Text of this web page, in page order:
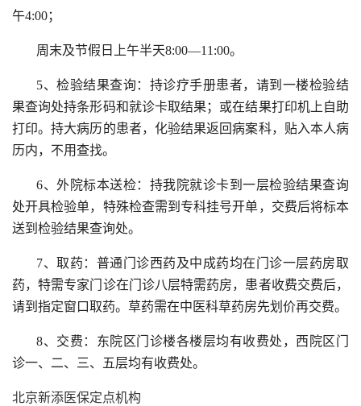
午4:00；
周末及节假日上午半天8:00—11:00。
5、检验结果查询：持诊疗手册患者，请到一楼检验结
果查询处持条形码和就诊卡取结果；或在结果打印机上自助
打印。持大病历的患者，化验结果返回病案科，贴入本人病
历内，不用查找。
6、外院标本送检：持我院就诊卡到一层检验结果查询
处开具检验单，特殊检查需到专科挂号开单，交费后将标本
送到检验结果查询处。
7、取药：普通门诊西药及中成药均在门诊一层药房取
药，特需专家门诊在门诊八层特需药房，患者收费交费后，
请到指定窗口取药。草药需在中医科草药房先划价再交费。
8、交费：东院区门诊楼各楼层均有收费处，西院区门
诊一、二、三、五层均有收费处。
北京新添医保定点机构